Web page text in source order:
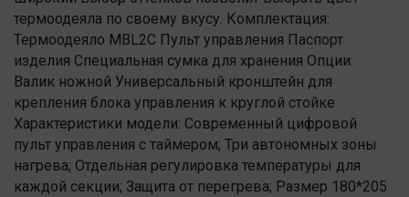
термоодеяла по своему вкусу. Комплектация:
Термоодеяло MBL2С Пульт управления Паспорт
изделия Специальная сумка для хранения Опции:
Валик ножной Универсальный кронштейн для
крепления блока управления к круглой стойке
Характеристики модели: Современный цифровой
пульт управления с таймером; Три автономных зоны
нагрева; Отдельная регулировка температуры для
каждой секции; Защита от перегрева; Размер 180*205